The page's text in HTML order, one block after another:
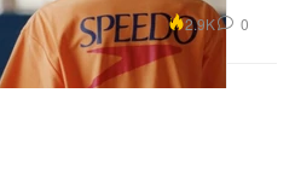
2.9K 0